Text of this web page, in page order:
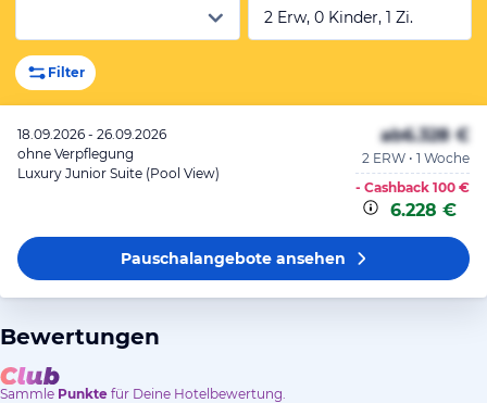
2 Erw, 0 Kinder, 1 Zi.
Filter
18.09.2026 - 26.09.2026
ohne Verpflegung
Luxury Junior Suite (Pool View)
ab6.328 €
2 ERW • 1 Woche
- Cashback 100 €
6.228 €
Pauschalangeboteansehen
Bewertungen
Sammle Punkte für Deine Hotelbewertung.